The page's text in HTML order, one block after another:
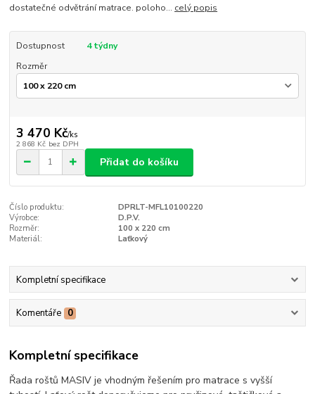
dostatečné odvětrání matrace. poloho... celý popis
Dostupnost
4 týdny
Rozměr
3 470 Kč/ks
2 868 Kč bez DPH
Přidat do košíku
Číslo produktu:
DPRLT-MFL10100220
Výrobce:
D.P.V.
Rozměr:
100 x 220 cm
Materiál:
Laťkový
Kompletní specifikace
Komentáře 0
Kompletní specifikace
Řada roštů MASIV je vhodným řešením pro matrace s vyšší